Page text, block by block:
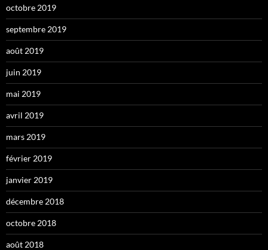
octobre 2019
septembre 2019
août 2019
juin 2019
mai 2019
avril 2019
mars 2019
février 2019
janvier 2019
décembre 2018
octobre 2018
août 2018